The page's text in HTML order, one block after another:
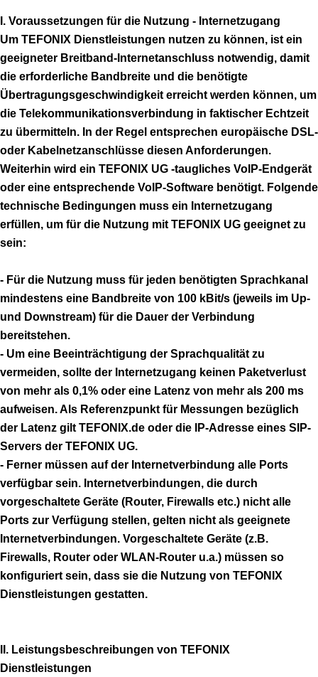
I. Voraussetzungen für die Nutzung - Internetzugang
Um TEFONIX Dienstleistungen nutzen zu können, ist ein
geeigneter Breitband-Internetanschluss notwendig, damit
die erforderliche Bandbreite und die benötigte
Übertragungsgeschwindigkeit erreicht werden können, um
die Telekommunikationsverbindung in faktischer Echtzeit
zu übermitteln. In der Regel entsprechen europäische DSL-
oder Kabelnetzanschlüsse diesen Anforderungen.
Weiterhin wird ein TEFONIX UG -taugliches VoIP-Endgerät
oder eine entsprechende VoIP-Software benötigt. Folgende
technische Bedingungen muss ein Internetzugang
erfüllen, um für die Nutzung mit TEFONIX UG geeignet zu
sein:
- Für die Nutzung muss für jeden benötigten Sprachkanal
mindestens eine Bandbreite von 100 kBit/s (jeweils im Up-
und Downstream) für die Dauer der Verbindung
bereitstehen.
- Um eine Beeinträchtigung der Sprachqualität zu
vermeiden, sollte der Internetzugang keinen Paketverlust
von mehr als 0,1% oder eine Latenz von mehr als 200 ms
aufweisen. Als Referenzpunkt für Messungen bezüglich
der Latenz gilt TEFONIX.de oder die IP-Adresse eines SIP-
Servers der TEFONIX UG.
- Ferner müssen auf der Internetverbindung alle Ports
verfügbar sein. Internetverbindungen, die durch
vorgeschaltete Geräte (Router, Firewalls etc.) nicht alle
Ports zur Verfügung stellen, gelten nicht als geeignete
Internetverbindungen. Vorgeschaltete Geräte (z.B.
Firewalls, Router oder WLAN-Router u.a.) müssen so
konfiguriert sein, dass sie die Nutzung von TEFONIX
Dienstleistungen gestatten.
II. Leistungsbeschreibungen von TEFONIX
Dienstleistungen